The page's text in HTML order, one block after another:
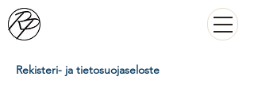
Rekisteri- ja tietosuojaseloste